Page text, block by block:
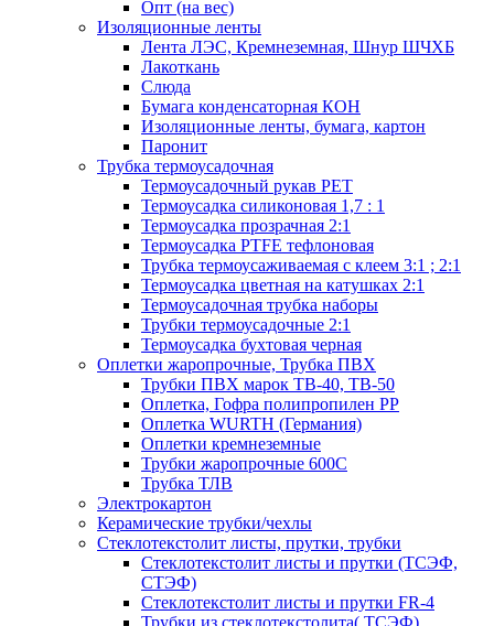
Опт (на вес)
Изоляционные ленты
Лента ЛЭС, Кремнеземная, Шнур ШЧХБ
Лакоткань
Слюда
Бумага конденсаторная КОН
Изоляционные ленты, бумага, картон
Паронит
Трубка термоусадочная
Термоусадочный рукав PET
Термоусадка силиконовая 1,7 : 1
Термоусадка прозрачная 2:1
Термоусадка PTFE тефлоновая
Трубка термоусаживаемая с клеем 3:1 ; 2:1
Термоусадка цветная на катушках 2:1
Термоусадочная трубка наборы
Трубки термоусадочные 2:1
Термоусадка бухтовая черная
Оплетки жаропрочные, Трубка ПВХ
Трубки ПВХ марок ТВ-40, ТВ-50
Оплетка, Гофра полипропилен PP
Оплетка WURTH (Германия)
Оплетки кремнеземные
Трубки жаропрочные 600С
Трубка ТЛВ
Электрокартон
Керамические трубки/чехлы
Cтеклотекстолит листы, прутки, трубки
Стеклотекстолит листы и прутки (ТСЭФ,
СТЭФ)
Стеклотекстолит листы и прутки FR-4
Трубки из стеклотекстолита( ТСЭФ)